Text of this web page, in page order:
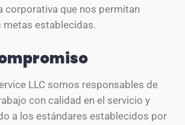
corporativa que nos permitan
metas establecidas.
LLC somos responsables de
con calidad en el servicio y
a los estándares establecidos por